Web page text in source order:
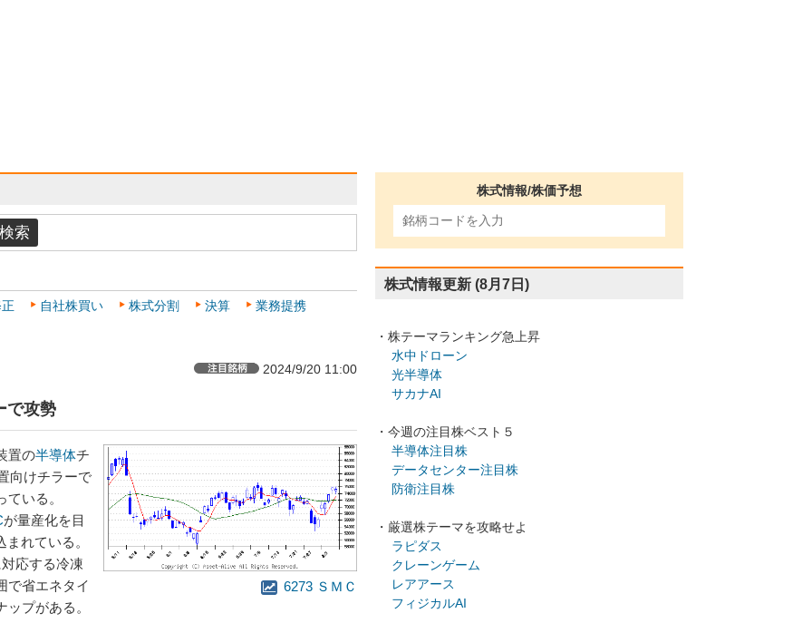
自社株買い 株式分割 決算
業務提携
2024/9/20 11:00
で攻勢
6273 ＳＭＣ
置の半導体チ
向けチラーで
いる。
が量産化を目
れている。
応する冷凍
で省エネタイ
プがある。
株式情報/株価予想
株式情報更新 (8月7日)
・株テーマランキング急上昇
水中ドローン
光半導体
サカナAI
・今週の注目株ベスト５
半導体注目株
データセンター注目株
防衛注目株
・厳選株テーマを攻略せよ
ラピダス
クレーンゲーム
レアアース
フィジカルAI